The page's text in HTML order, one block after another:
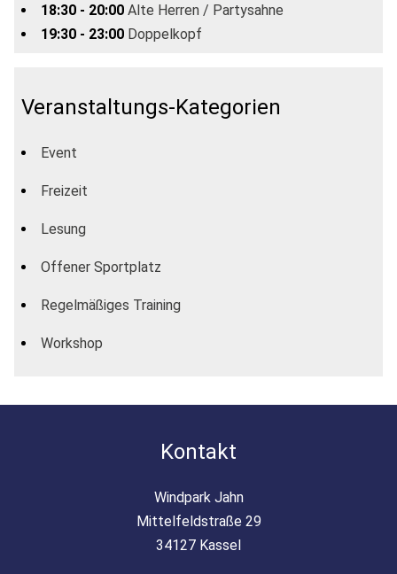
18:30 - 20:00 Alte Herren / Partysahne
19:30 - 23:00 Doppelkopf
Veranstaltungs-Kategorien
Event
Freizeit
Lesung
Offener Sportplatz
Regelmäßiges Training
Workshop
Kontakt
Windpark Jahn
Mittelfeldstraße 29
34127 Kassel